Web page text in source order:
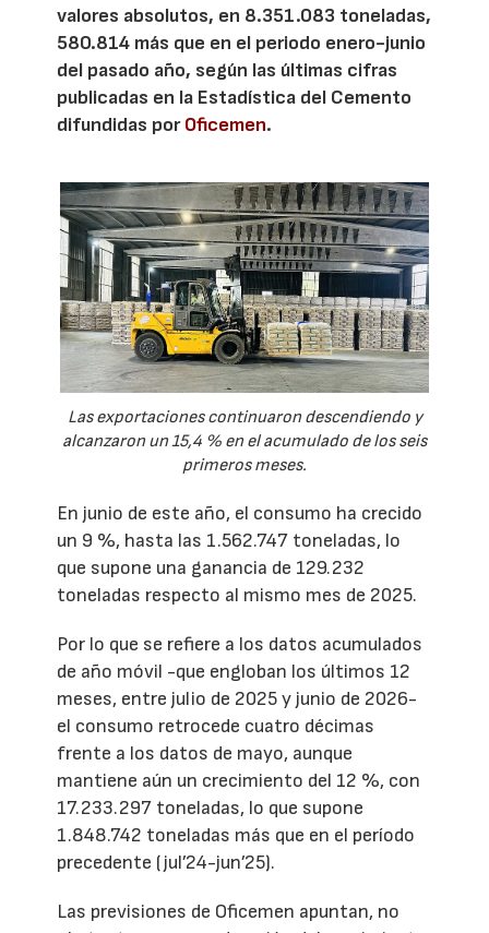
valores absolutos, en 8.351.083 toneladas,
580.814 más que en el periodo enero-junio
del pasado año, según las últimas cifras
publicadas en la Estadística del Cemento
difundidas porOficemen.
Las exportaciones continuaron descendiendo y
alcanzaron un 15,4 % en el acumulado de los seis
primeros meses.
En junio de este año, el consumo ha crecido
un 9 %, hasta las 1.562.747 toneladas, lo
que supone una ganancia de 129.232
toneladas respecto al mismo mes de 2025.
Por lo que se refiere a los datos acumulados
de año móvil -que engloban los últimos 12
meses, entre julio de 2025 y junio de 2026-
el consumo retrocede cuatro décimas
frente a los datos de mayo, aunque
mantiene aún un crecimiento del 12 %, con
17.233.297 toneladas, lo que supone
1.848.742 toneladas más que en el período
precedente (jul’24-jun’25).
Las previsiones de Oficemen apuntan, no